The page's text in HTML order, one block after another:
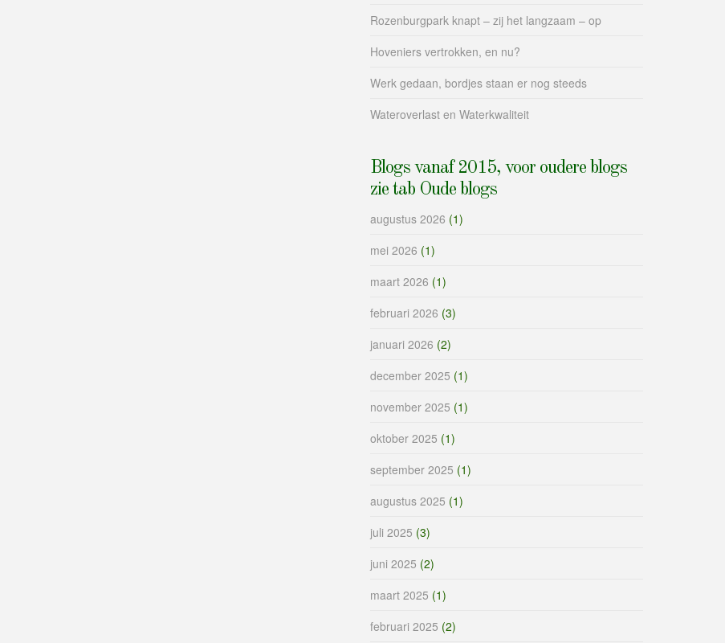
Rozenburgpark knapt – zij het langzaam – op
Hoveniers vertrokken, en nu?
Werk gedaan, bordjes staan er nog steeds
Wateroverlast en Waterkwaliteit
Blogs vanaf 2015, voor oudere blogs
zie tab Oude blogs
augustus 2026 (1)
mei 2026 (1)
maart 2026 (1)
februari 2026 (3)
januari 2026 (2)
december 2025 (1)
november 2025 (1)
oktober 2025 (1)
september 2025 (1)
augustus 2025 (1)
juli 2025 (3)
juni 2025 (2)
maart 2025 (1)
februari 2025 (2)